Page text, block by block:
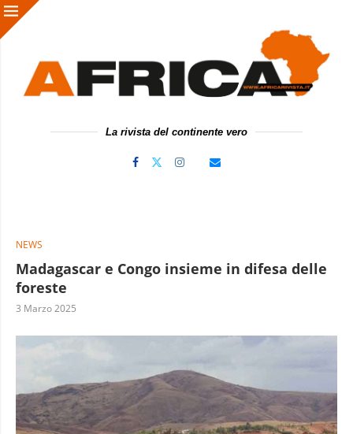
La rivista del continente vero
NEWS
Madagascar e Congo insieme in difesa delle
foreste
3 Marzo 2025